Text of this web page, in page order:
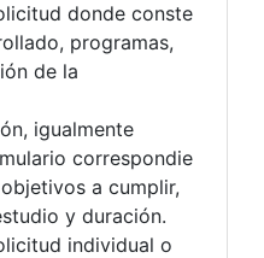
donde conste
programas,
de la
igualmente
correspondie
a cumplir,
y duración.
individual o